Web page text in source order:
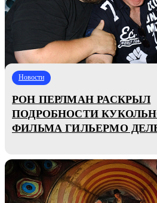
Новости
РОН ПЕРЛМАН РАСКРЫЛ
ПОДРОБНОСТИ
ФИЛЬМА ГИЛЬЕРМО